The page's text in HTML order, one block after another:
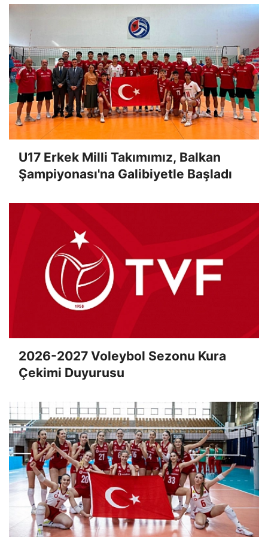
U17 Erkek Milli Takımımız, Balkan
Şampiyonası'na Galibiyetle Başladı
2026-2027 Voleybol Sezonu Kura
Çekimi Duyurusu